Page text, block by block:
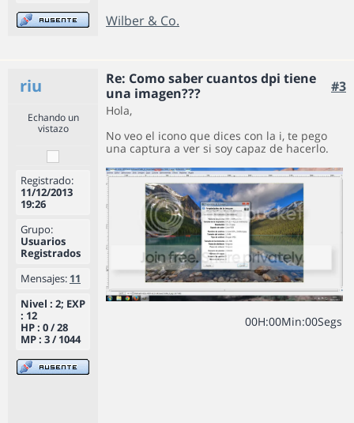
Wilber & Co.
riu
Re: Como saber cuantos dpi tiene
una imagen???
#3
Echando un
vistazo
Registrado:
11/12/2013
19:26
Grupo:
Usuarios
Registrados
Mensajes: 11
Nivel : 2; EXP
: 12
HP : 0 / 28
MP : 3 / 1044
Hola,
No veo el icono que dices con la i, te pego
una captura a ver si soy capaz de hacerlo.
00H:00Min:00Segs